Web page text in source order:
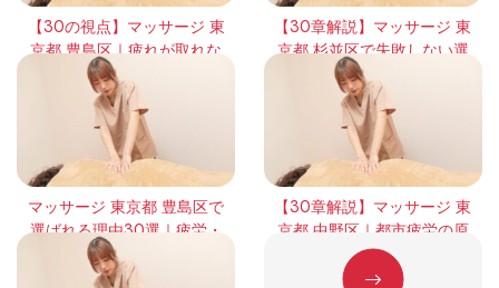
【30の視点】マッサージ 東
京都 豊島区｜疲れが取れな
い本当の理由と回復の考え
方
【30章解説】マッサージ 東
京都 杉並区で失敗しない選
び方｜頻度・効果・体感の
違いを徹底整理
マッサージ 東京都 豊島区で
選ばれる理由30選｜疲労・
緊張・回復の本質を徹底解
説
【30章解説】マッサージ 東
京都 中野区｜都市疲労の原
因と正しい整え方